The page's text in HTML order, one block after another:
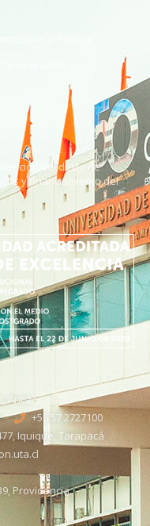
del delito de
y financiamiento del
Arica
+56 57 2727100​
Iquique, Tarapacá
Providencia